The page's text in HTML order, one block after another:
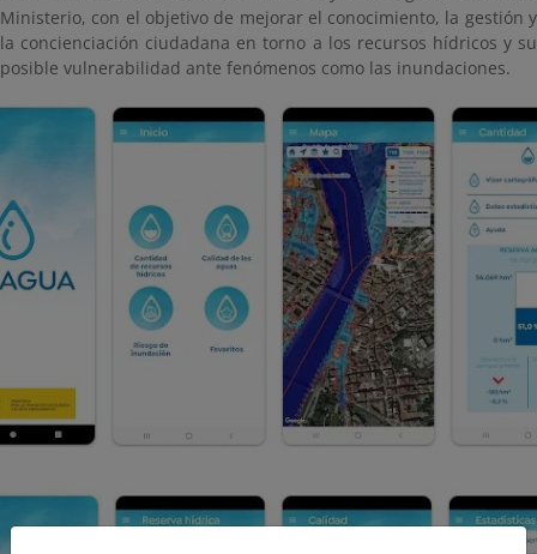
Ministerio, con el objetivo de mejorar el conocimiento, la gestión y
la concienciación ciudadana en torno a los recursos hídricos y su
posible vulnerabilidad ante fenómenos como las inundaciones.